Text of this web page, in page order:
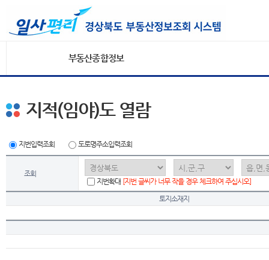
부동산종합정보
지적(임야)도 열람
지번입력조회 도로명주소입력조회
조회
지번확대 [지번 글씨가 너무 작을 경우 체크하여 주십시오]
토지소재지